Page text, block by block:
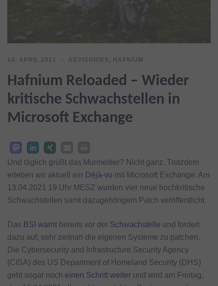
14. APRIL 2021 ADVISORIES , HAFNIUM
Hafnium Reloaded – Wieder
kritische Schwachstellen in
Microsoft Exchange
Und täglich grüßt das Murmeltier? Nicht ganz. Trotzdem
erleben wir aktuell ein Déjà-vu mit Microsoft Exchange: Am
13.04.2021 19 Uhr MESZ wurden vier neue hochkritische
Schwachstellen samt dazugehörigem Patch veröffentlicht.
Das BSI warnt bereits vor der Schwachstelle und fordert
dazu auf, sehr zeitnah die eigenen Systeme zu patchen.
Die Cybersecurity and Infrastructure Security Agency
(CISA) des US Department of Homeland Security (DHS)
geht sogar noch einen Schritt weiter und wird am Freitag,